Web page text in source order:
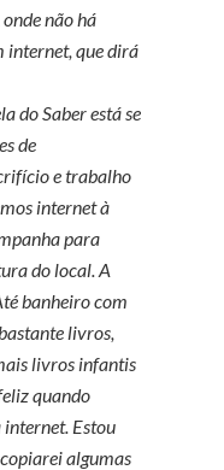
não há
internet, que dirá
do Saber está se
de
e trabalho
internet à
para
do local. A
banheiro com
livros,
livros infantis
quando
internet. Estou
algumas